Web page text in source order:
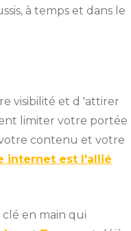
à temps et dans le
visibilité et d 'attirer
limiter votre portée
contenu et votre
internet est l'allié
en main qui